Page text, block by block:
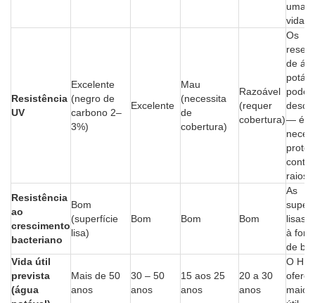
uma
vida
Resistência
UV
Excelente
(negro de
carbono 2–
3%)
Excelente
Mau
(necessita
de
cobertura)
Razoável
(requer
cobertura)
Os
de
— é
raios
Resistência
ao
crescimento
bacteriano
Bom
(superfície
lisa)
Bom Bom Bom
As
lisas
à
de
Vida útil
prevista
(água
Mais de 50
anos
30 – 50
anos
15 aos 25
anos
20 a 30
anos
O
maior